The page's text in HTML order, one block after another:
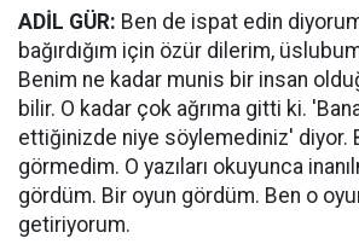
ADİL GÜR: Ben de ispat edin
bağırdığım için özür dilerim,
Benim ne kadar munis bir insan
bilir. O kadar çok ağrıma gitti ki.
ettiğinizde niye söylemediniz' diyor.
görmedim. O yazıları okuyunca
gördüm. Bir oyun gördüm. Ben o
getiriyorum.